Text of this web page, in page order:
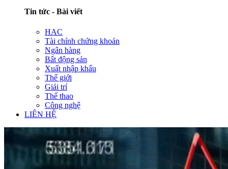
Tin tức - Bài viết
HAC
Tài chính chứng khoán
Ngân hàng
Bất động sản
Xuất nhập khẩu
Thế giới
Giải trí
Thể thao
Công nghệ
LIÊN HỆ